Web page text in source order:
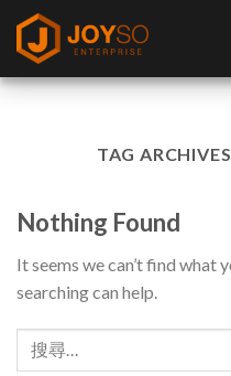
Skip
content
TAG
Nothing Found
It seems we can’t find what
searching can help.